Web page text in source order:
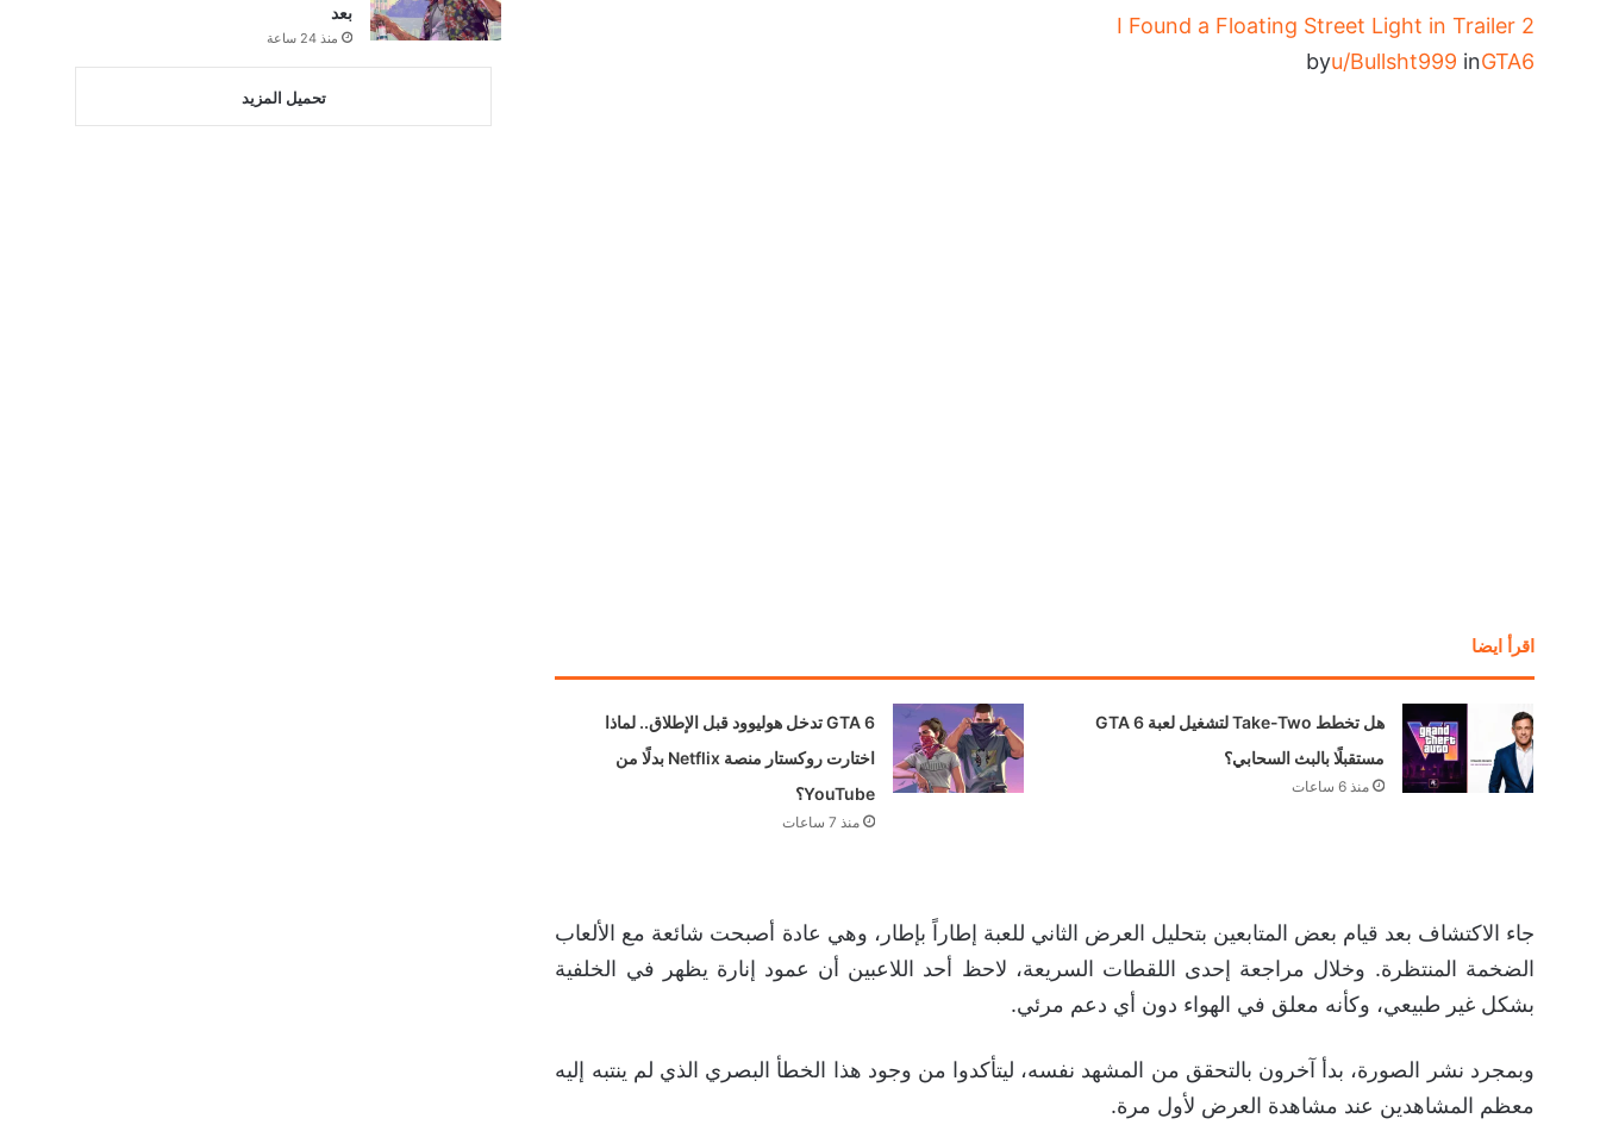
I Found a Floating Street Light in Trailer 2
byu/Bullsht999 inGTA6
اقرأ ايضا
هل تخطط Take-Two لتشغيل لعبة GTA 6
مستقبلًا بالبث السحابي؟
منذ 6 ساعات
GTA 6 تدخل هوليوود قبل الإطلاق.. لماذا
اختارت روكستار منصة Netflix بدلًا من
YouTube؟
منذ 7 ساعات
جاء الاكتشاف بعد قيام بعض المتابعين بتحليل العرض الثاني للعبة إطاراً بإطار، وهي عادة أصبحت شائعة مع الألعاب
الضخمة المنتظرة. وخلال مراجعة إحدى اللقطات السريعة، لاحظ أحد اللاعبين أن عمود إنارة يظهر في الخلفية
بشكل غير طبيعي، وكأنه معلق في الهواء دون أي دعم مرئي.
وبمجرد نشر الصورة، بدأ آخرون بالتحقق من المشهد نفسه، ليتأكدوا من وجود هذا الخطأ البصري الذي لم ينتبه إليه
معظم المشاهدين عند مشاهدة العرض لأول مرة.
بعد
منذ 24 ساعة
تحميل المزيد